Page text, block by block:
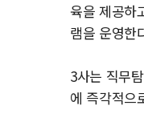
육을 제공하
램을 운영한
3사는 직무
에 즉각적으